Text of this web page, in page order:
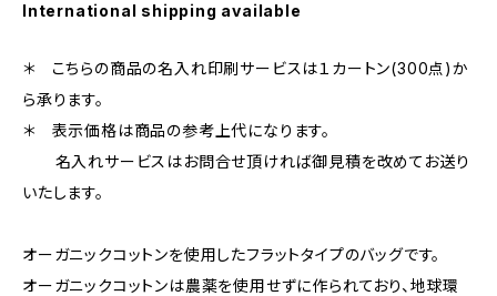
International shipping available
＊ こちらの商品の名入れ印刷サービスは１カートン(300点)か
ら承ります。
＊ 表示価格は商品の参考上代になります。
名入れサービスはお問合せ頂ければ御見積を改めてお送り
いたします。
オーガニックコットンを使用したフラットタイプのバッグです。
オーガニックコットンは農薬を使用せずに作られており、地球環